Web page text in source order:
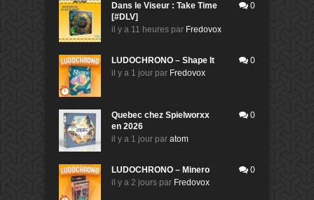
Dans le Viseur : Take Time
[#DLV]
il y a 11 heures par Fredovox
0
LUDOCHRONO – Shape It
il y a 1 jour par Fredovox
0
Quebec chez Spielworxx
en 2026
il y a 1 jour par atom
0
LUDOCHRONO – Minero
il y a 2 jours par Fredovox
0